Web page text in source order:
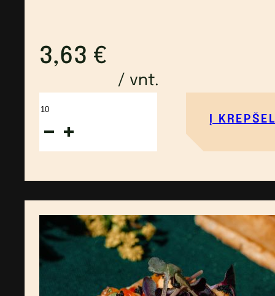
3,63 €
/ vnt.
produkto
kiekis:
su
kreminio
Į